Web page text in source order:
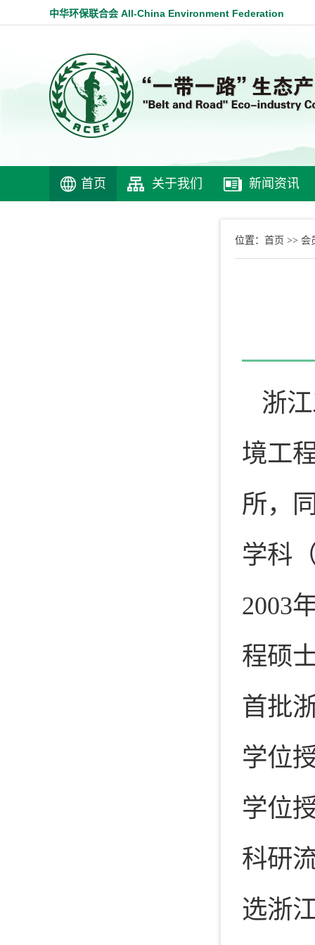
中华环保联合会 All-China Environment Federation
首页 关于我们 新闻资讯
位置： 首页 >> 会
浙
境工
所，
学科
2003
程硕
首批
学位
学位
科研
选浙